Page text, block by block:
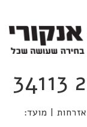
2016 | מקצוע: אזרחות | מועד: